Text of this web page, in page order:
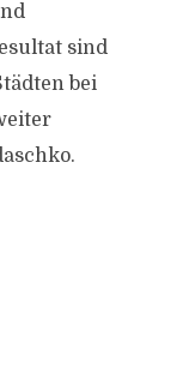
sind
bei